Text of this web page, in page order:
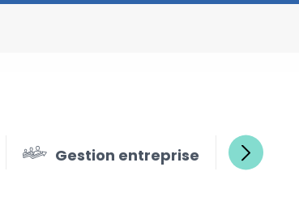
Gestion entreprise